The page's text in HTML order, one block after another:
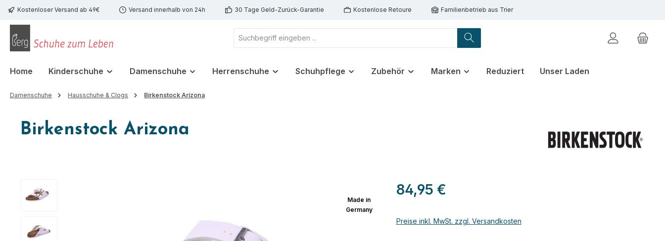
Hauptinhalt springen
Zur Suche springen
Zur Hauptnavigation springen
Kostenloser Versand ab 49€ Versand innerhalb von 24h 30 Tage Geld-Zurück-Garantie Kostenlose Retoure Familienbetrieb aus Trier
Home Kinderschuhe Damenschuhe Herrenschuhe Schuhpflege Zubehör Marken Reduziert Unser Laden
Damenschuhe Hausschuhe & Clogs Birkenstock Arizona
Birkenstock Arizona
Made in
Germany
84,95 €
Preise inkl. MwSt. zzgl. Versandkosten